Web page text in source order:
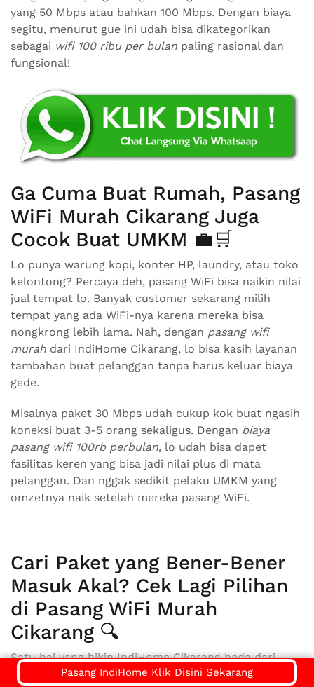
yang 50 Mbps atau bahkan 100 Mbps. Dengan biaya
segitu, menurut gue ini udah bisa dikategorikan
sebagai wifi 100 ribu per bulan paling rasional dan
fungsional!
Ga Cuma Buat Rumah, Pasang
WiFi Murah Cikarang Juga
Cocok Buat UMKM 💼🛒
Lo punya warung kopi, konter HP, laundry, atau toko
kelontong? Percaya deh, pasang WiFi bisa naikin nilai
jual tempat lo. Banyak customer sekarang milih
tempat yang ada WiFi-nya karena mereka bisa
nongkrong lebih lama. Nah, dengan pasang wifi
murah dari IndiHome Cikarang, lo bisa kasih layanan
tambahan buat pelanggan tanpa harus keluar biaya
gede.
Misalnya paket 30 Mbps udah cukup kok buat ngasih
koneksi buat 3-5 orang sekaligus. Dengan biaya
pasang wifi 100rb perbulan, lo udah bisa dapet
fasilitas keren yang bisa jadi nilai plus di mata
pelanggan. Dan nggak sedikit pelaku UMKM yang
omzetnya naik setelah mereka pasang WiFi.
Cari Paket yang Bener-Bener
Masuk Akal? Cek Lagi Pilihan
di Pasang WiFi Murah
Cikarang 🔍
Satu hal yang bikin IndiHome Cikarang beda dari
yang lain adalah kelengkapan pilihannya. Dari yang
Pasang IndiHome Klik Disini Sekarang